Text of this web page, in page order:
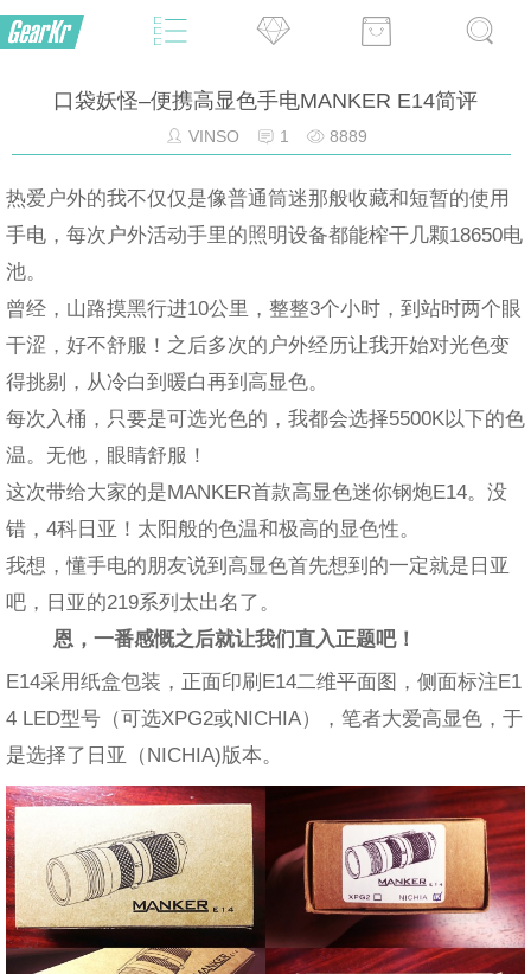
口袋妖怪–便携高显色手电MANKER E14简评
VINSO 1 8889
热爱户外的我不仅仅是像普通筒迷那般收藏和短暂的使用
手电，每次户外活动手里的照明设备都能榨干几颗18650电
池。
曾经，山路摸黑行进10公里，整整3个小时，到站时两个眼
干涩，好不舒服！之后多次的户外经历让我开始对光色变
得挑剔，从冷白到暖白再到高显色。
每次入桶，只要是可选光色的，我都会选择5500K以下的色
温。无他，眼睛舒服！
这次带给大家的是MANKER首款高显色迷你钢炮E14。没
错，4科日亚！太阳般的色温和极高的显色性。
我想，懂手电的朋友说到高显色首先想到的一定就是日亚
吧，日亚的219系列太出名了。
恩，一番感慨之后就让我们直入正题吧！
E14采用纸盒包装，正面印刷E14二维平面图，侧面标注E1
4 LED型号（可选XPG2或NICHIA），笔者大爱高显色，于
是选择了日亚（NICHIA)版本。